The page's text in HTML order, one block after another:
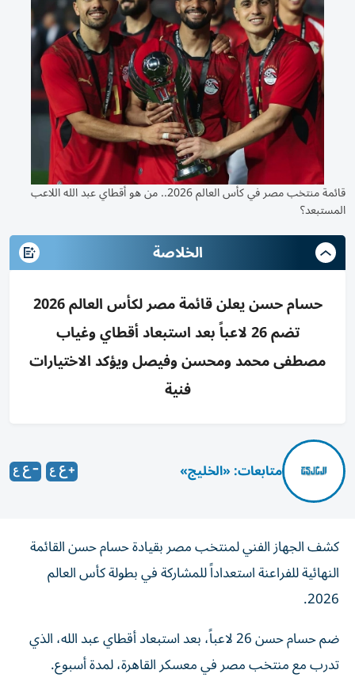
قائمة منتخب مصر في كأس العالم 2026.. من هو أقطاي عبد الله اللاعب
المستبعد؟
الخلاصة
حسام حسن يعلن قائمة مصر لكأس العالم 2026
تضم 26 لاعباً بعد استبعاد أقطاي وغياب
مصطفى محمد ومحسن وفيصل ويؤكد الاختيارات
فنية
متابعات: «الخليج»
كشف الجهاز الفني لمنتخب مصر بقيادة حسام حسن القائمة
النهائية للفراعنة استعداداً للمشاركة في بطولة كأس العالم
2026.
ضم حسام حسن 26 لاعباً، بعد استبعاد أقطاي عبد الله، الذي
تدرب مع منتخب مصر في معسكر القاهرة، لمدة أسبوع.